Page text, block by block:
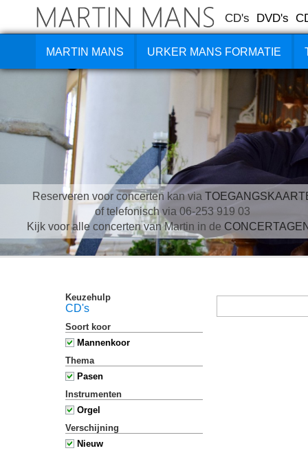
CD's DVD's
MARTIN MANS URKER MANS FORMATIE
Reserveren voor concerten kan via
of telefonisch via 06-253 919 03
Kijk voor alle concerten van Martin in de
Keuzehulp
CD's
Soort koor
Mannenkoor
Thema
Pasen
Instrumenten
Orgel
Verschijning
Nieuw